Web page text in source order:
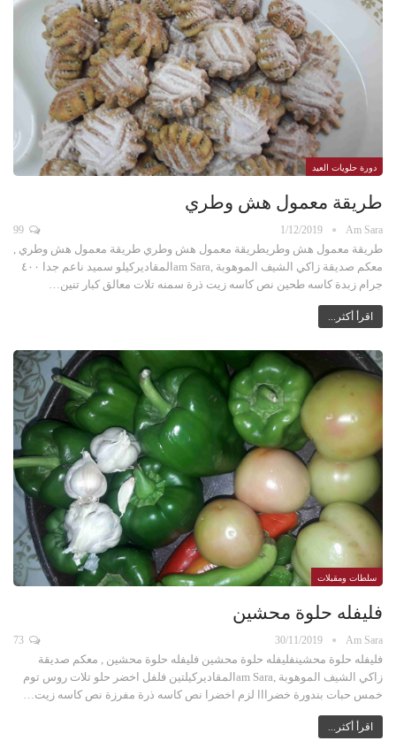
دورة حلويات العيد
طريقة معمول هش وطري
Am Sara
1/12/2019
طريقة معمول هش وطريطريقة معمول هش وطري طريقة معمول هش وطري ,
معكم صديقة زاكي الشيف الموهوبة ,am Saraالمقاديركيلو سميد ناعم جدا ٤٠٠
جرام زبدة كاسه طحين نص كاسه زيت ذرة سمنه تلات معالق كبار تنين…
اقرأ أكثر...
سلطات ومقبلات
فليفله حلوة محشين
Am Sara
30/11/2019
فليفله حلوة محشينفليفله حلوة محشين فليفله حلوة محشين , معكم صديقة
زاكي الشيف الموهوبة ,am Saraالمقاديركيلتين فلفل اخضر حلو تلات روس توم
خمس حبات بندورة خضرااا لزم اخضرا نص كاسه ذرة مفرزة نص كاسه زيت…
اقرأ أكثر...